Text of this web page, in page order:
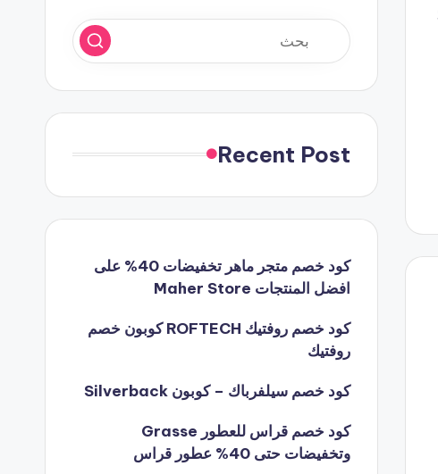
Recent Post
كود خصم متجر ماهر تخفيضات 40% على
افضل المنتجات Maher Store
كود خصم روفتيك ROFTECH كوبون خصم
روفتيك
كود خصم سيلفرباك – كوبون Silverback
كود خصم قراس للعطور Grasse
وتخفيضات حتى 40% عطور قراس